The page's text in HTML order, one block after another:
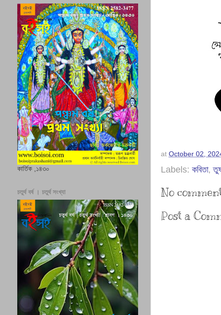
at October 02,
Labels: কবিতা,
No
Post a
কার্তিক ,১৪৩০
চতুর্থ বর্ষ । চতুর্থ সংখ্যা